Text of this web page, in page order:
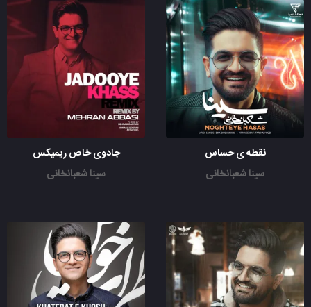
نقطه ی حساس
سینا شعبانخانی
جادوی خاص ریمیکس
سینا شعبانخانی